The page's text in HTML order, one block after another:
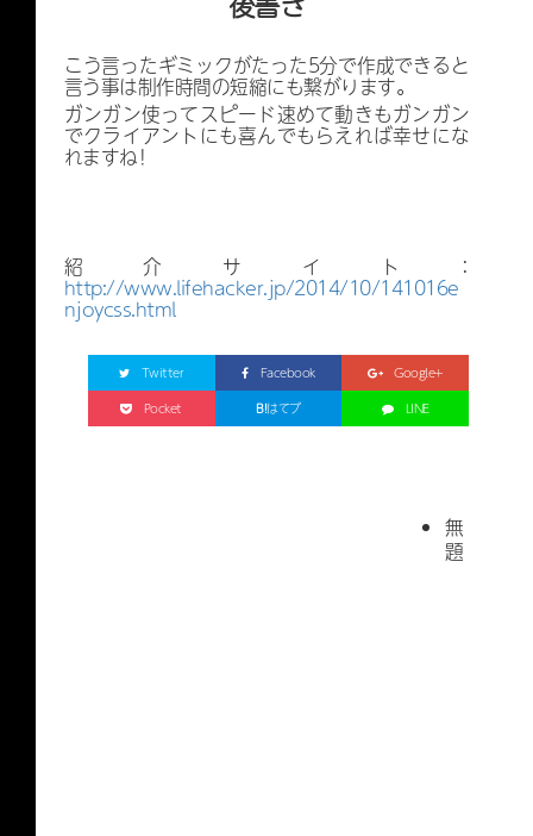
こう言ったギミックがたった5分で作成できると
言う事は制作時間の短縮にも繋がります。
ガンガン使ってスピード速めて動きもガンガン
でクライアントにも喜んでもらえれば幸せにな
れますね！
紹介サイト：
http://www.lifehacker.jp/2014/10/141016e
njoycss.html
Twitter Facebook
Google+
Pocket
B!はてブ LINE
無
題
メニューはこちら